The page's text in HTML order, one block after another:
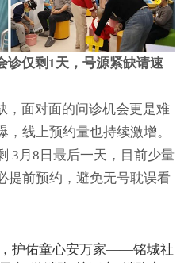
诊仅剩1天，号源紧缺请速
，面对面的问诊机会更是难
线上预约量也持续激增。
3月8日最后一天，目前少量
提前预约，避免无号耽误看
护佑童心安万家——铭城社